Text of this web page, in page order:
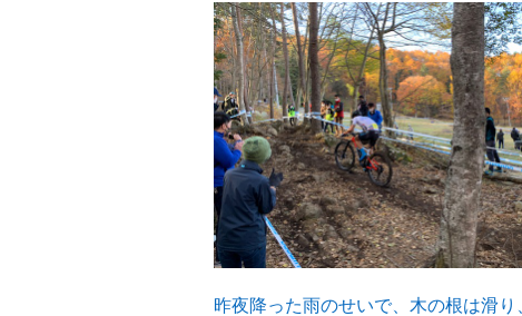
昨夜降った雨のせいで、木の根は滑